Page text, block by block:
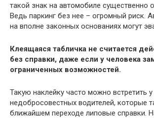
такой знак на автомобиле существенно
Ведь паркинг без нее – огромный риск.
на вполне законных основаниях могут
Клеящаяся табличка не считается
без справки, даже если у человека
ограниченных возможностей.
Такую наклейку часто можно встретить у
недобросовестных водителей, которые
ближайшем переходе липовые справки.